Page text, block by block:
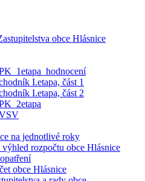
obce Hlásnice
I.etapa, část 1
I.etapa, část 2
na jednotlivé roky
výhled rozpočtu obce Hlásnice
obce Hlásnice